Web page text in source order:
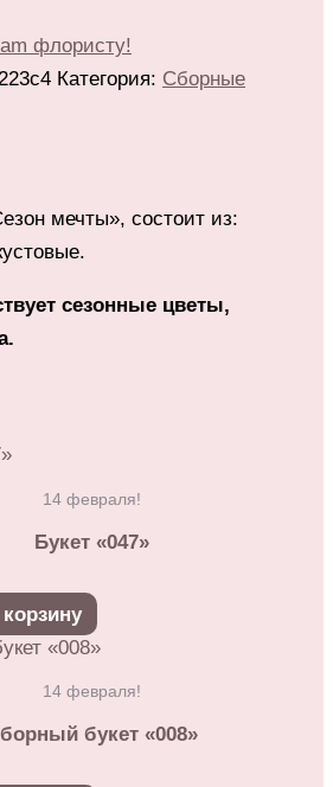
флористу!
Категория: Сборные
мечты», состоит из:
сезонные цветы,
14 февраля!
Букет «047»
14 февраля!
букет «008»